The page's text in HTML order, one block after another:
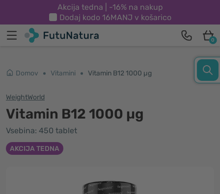
Akcija tedna | -16% na nakup
Dodaj kodo 16MANJ v košarico
0
Domov Vitamini Vitamin B12 1000 µg
WeightWorld
Vitamin B12 1000 µg
Vsebina: 450 tablet
AKCIJA TEDNA